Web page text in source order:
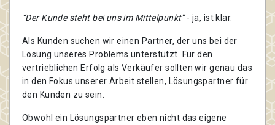
“Der Kunde steht bei uns im Mittelpunkt”- ja, ist klar.
Als Kunden suchen wir einen Partner, der uns bei der
Lösung unseres Problems unterstützt. Für den
vertrieblichen Erfolg als Verkäufer sollten wir genau das
in den Fokus unserer Arbeit stellen, Lösungspartner für
den Kunden zu sein.
Obwohl ein Lösungspartner eben nicht das eigene